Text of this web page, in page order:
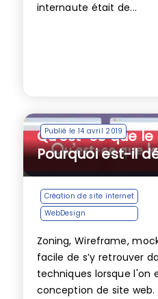
internaute était de...
Publié le 14 avril 2019
Qu’est-ce que
Pourquoi est-il
Création de site internet
WebDesign
Zoning, Wireframe,
facile de s’y retrouver
techniques lorsque l'on
conception de site web.